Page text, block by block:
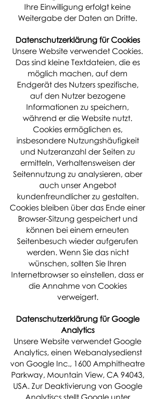
Ihre Einwilligung erfolgt keine
Weitergabe der Daten an Dritte.
Datenschutzerklärung für Cookies
Unsere Website verwendet Cookies.
Das sind kleine Textdateien, die es
möglich machen, auf dem
Endgerät des Nutzers spezifische,
auf den Nutzer bezogene
Informationen zu speichern,
während er die Website nutzt.
Cookies ermöglichen es,
insbesondere Nutzungshäufigkeit
und Nutzeranzahl der Seiten zu
ermitteln, Verhaltensweisen der
Seitennutzung zu analysieren, aber
auch unser Angebot
kundenfreundlicher zu gestalten.
Cookies bleiben über das Ende einer
Browser-Sitzung gespeichert und
können bei einem erneuten
Seitenbesuch wieder aufgerufen
werden. Wenn Sie das nicht
wünschen, sollten Sie Ihren
Internetbrowser so einstellen, dass er
die Annahme von Cookies
verweigert.
Datenschutzerklärung für Google
Analytics
Unsere Website verwendet Google
Analytics, einen Webanalysedienst
von Google Inc., 1600 Amphitheatre
Parkway, Mountain View, CA 94043,
USA. Zur Deaktivierung von Google
Analytiscs stellt Google unter